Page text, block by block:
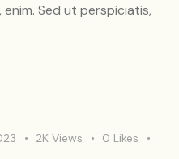
Sed ut perspiciatis,
2K Views 0 Likes